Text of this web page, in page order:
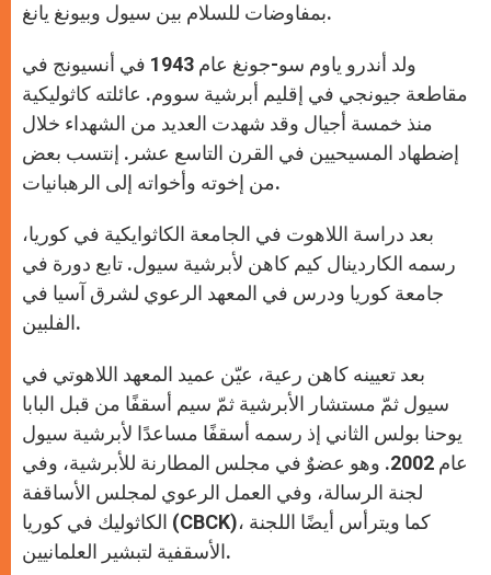
بمفاوضات للسلام بين سيول وبيونغ يانغ.
ولد أندرو ياوم سو-جونغ عام 1943 في أنسيونج في
مقاطعة جيونجي في إقليم أبرشية سووم. عائلته كاثوليكية
منذ خمسة أجيال وقد شهدت العديد من الشهداء خلال
إضطهاد المسيحيين في القرن التاسع عشر. إنتسب بعض
من إخوته وأخواته إلى الرهبانيات.
بعد دراسة اللاهوت في الجامعة الكاثوايكية في كوريا،
رسمه الكاردينال كيم كاهن لأبرشية سيول. تابع دورة في
جامعة كوريا ودرس في المعهد الرعوي لشرق آسيا في
الفلبين.
بعد تعيينه كاهن رعية، عيّن عميد المعهد اللاهوتي في
سيول ثمّ مستشار الأبرشية ثمّ سيم أسقفًا من قبل البابا
يوحنا بولس الثاني إذ رسمه أسقفًا مساعدًا لأبرشية سيول
عام 2002. وهو عضوٌ في مجلس المطارنة للأبرشية، وفي
لجنة الرسالة، وفي العمل الرعوي لمجلس الأساقفة
الكاثوليك في كوريا (CBCK)، كما ويترأس أيضًا اللجنة
الأسقفية لتبشير العلمانيين.